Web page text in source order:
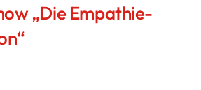
„Die Empathie-